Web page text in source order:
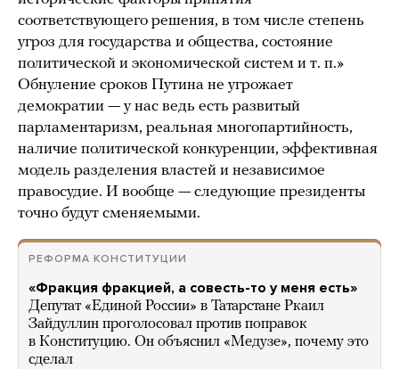
соответствующего решения, в том числе степень
угроз для государства и общества, состояние
политической и экономической систем и т. п.»
Обнуление сроков Путина не угрожает
демократии — у нас ведь есть развитый
парламентаризм, реальная многопартийность,
наличие политической конкуренции, эффективная
модель разделения властей и независимое
правосудие. И вообще — следующие президенты
точно будут сменяемыми.
РЕФОРМА КОНСТИТУЦИИ
«Фракция фракцией, а совесть-то у меня есть»
Депутат «Единой России» в Татарстане Ркаил
Зайдуллин проголосовал против поправок
в Конституцию. Он объяснил «Медузе», почему это
сделал